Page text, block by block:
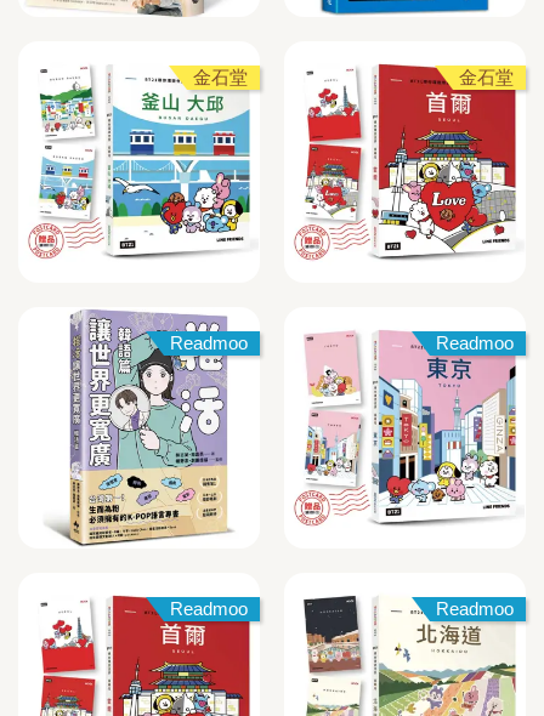
金石堂 金石堂
Readmoo Readmoo
Readmoo Readmoo